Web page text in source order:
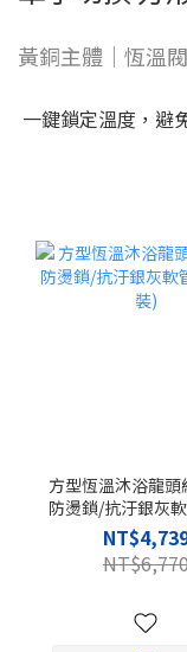
黃銅主體｜恆溫
一鍵鎖定溫度，避
方型恆溫沐浴龍頭
防燙鎖/抗汙銀灰
安裝)